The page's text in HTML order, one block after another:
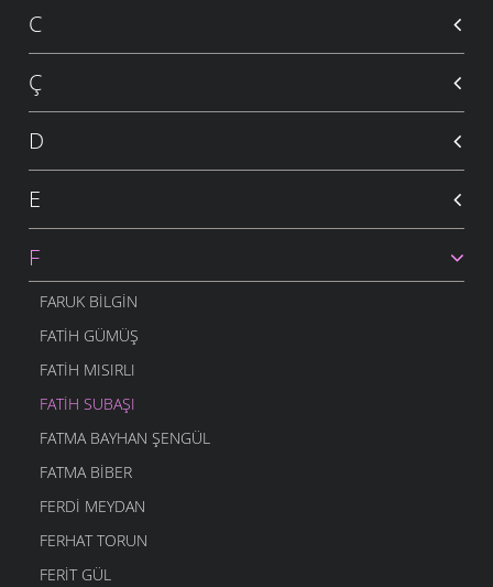
C
Ç
D
E
F
FARUK BILGIN
FATIH GÜMÜŞ
FATIH MISIRLI
FATIH SUBAŞI
FATMA BAYHAN ŞENGÜL
FATMA BIBER
FERDI MEYDAN
FERHAT TORUN
FERIT GÜL